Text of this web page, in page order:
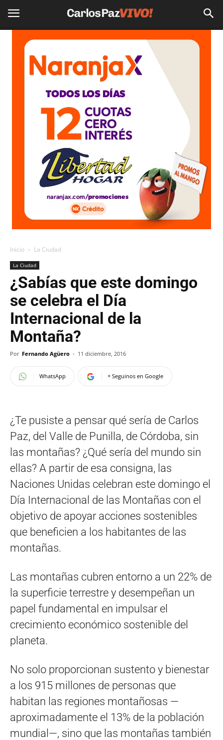
Inicio La Ciudad
La Ciudad
¿Sabías que este domingo
se celebra el Día
Internacional de la
Montaña?
Por Fernando Agüero - 11 diciembre, 2016
WhatsApp + Seguinos en Google
¿Te pusiste a pensar qué sería de Carlos
Paz, del Valle de Punilla, de Córdoba, sin
las montañas? ¿Qué sería del mundo sin
ellas? A partir de esa consigna, las
Naciones Unidas celebran este domingo el
Día Internacional de las Montañas con el
objetivo de apoyar acciones sostenibles
que beneficien a los habitantes de las
montañas.
Las montañas cubren entorno a un 22% de
la superficie terrestre y desempeñan un
papel fundamental en impulsar el
crecimiento económico sostenible del
planeta.
No solo proporcionan sustento y bienestar
a los 915 millones de personas que
habitan las regiones montañosas —
aproximadamente el 13% de la población
mundial—, sino que las montañas también